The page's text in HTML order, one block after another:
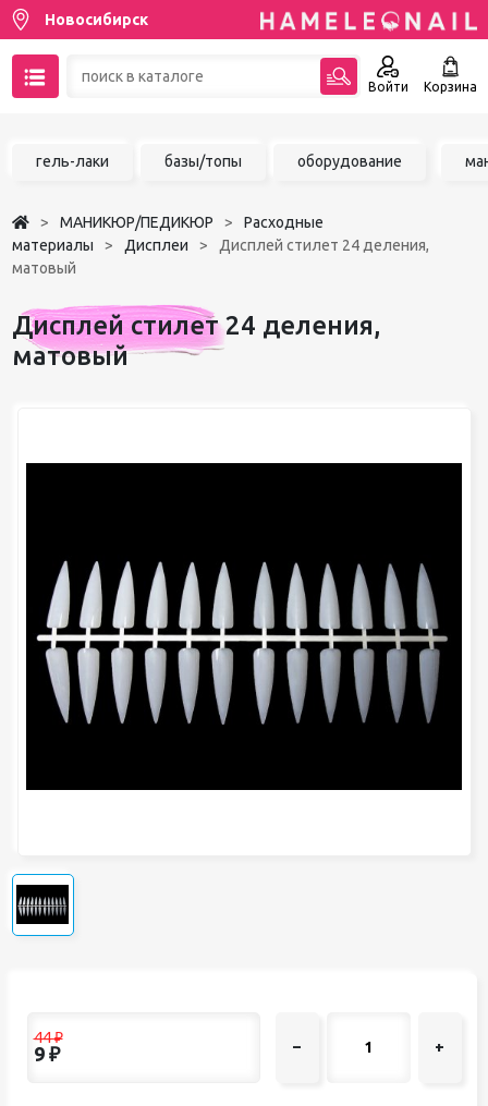
Новосибирск
Войти Корзина
Чат в MAX
Избранное
гель-лаки базы/топы оборудование
МАНИКЮР/ПЕДИКЮР
Расходные
материалы
Дисплеи
Дисплей стилет 24 деления,
матовый
Дисплей стилет 24 деления,
матовый
44₽
9 ₽ – +